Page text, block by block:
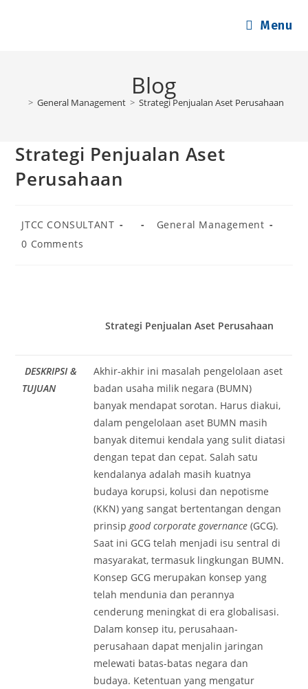
Menu
Blog
> General Management > Strategi Penjualan Aset Perusahaan
Strategi Penjualan Aset
Perusahaan
Post
author:
JTCC CONSULTANT
Post
Post
General Management
Post
0 Comments
Strategi Penjualan Aset Perusahaan
DESKRIPSI &
TUJUAN
Akhir-akhir ini masalah pengelolaan aset
badan usaha milik negara (BUMN)
banyak mendapat sorotan. Harus diakui,
dalam pengelolaan aset BUMN masih
banyak ditemui kendala yang sulit diatasi
dengan tepat dan cepat. Salah satu
kendalanya adalah masih kuatnya
budaya korupsi, kolusi dan nepotisme
(KKN) yang sangat bertentangan dengan
prinsipgood corporate governance (GCG).
Saat ini GCG telah menjadi isu sentral di
masyarakat, termasuk lingkungan BUMN.
Konsep GCG merupakan konsep yang
telah mendunia dan perannya
cenderung meningkat di era globalisasi.
Dalam konsep itu, perusahaan-
perusahaan dapat menjalin jaringan
melewati batas-batas negara dan
budaya. Ketentuan yang mengatur